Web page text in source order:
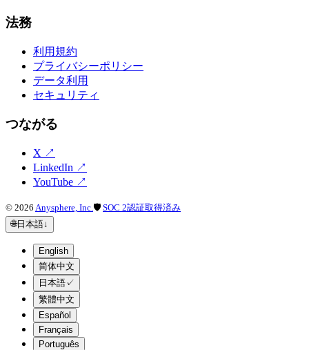
法務
利用規約
プライバシーポリシー
データ利用
セキュリティ
つながる
X ↗
LinkedIn ↗
YouTube ↗
© 2026 Anysphere, Inc.🛡 SOC 2認証取得済み
🌐日本語↓
English
简体中文
日本語 ✓
繁體中文
Español
Français
Português